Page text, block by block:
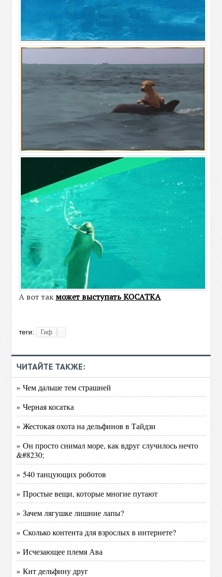
А вот так может выступать КОСАТКА
теги: Гиф
ЧИТАЙТЕ ТАКЖЕ:
» Чем дальше тем страшней
» Черная косатка
» Жестокая охота на дельфинов в Тайдзи
» Он просто снимал море, как вдруг случилось нечто
&#8230;
» 540 танцующих роботов
» Простые вещи, которые многие путают
» Зачем лягушке лишние лапы?
» Сколько контента для взрослых в интернете?
» Исчезающее племя Ава
» Кит дельфину друг